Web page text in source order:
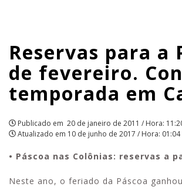
partir
de
10
de
fevereiro.
Confira,
Reservas para
de fevereiro.
temporada em
Publicado em 20 de janeiro de 2011 / Hora:
Atualizado em 10 de junho de 2017 / Hora: 01:04
• Páscoa nas Colônias: reservas
Neste ano, o feriado da Páscoa